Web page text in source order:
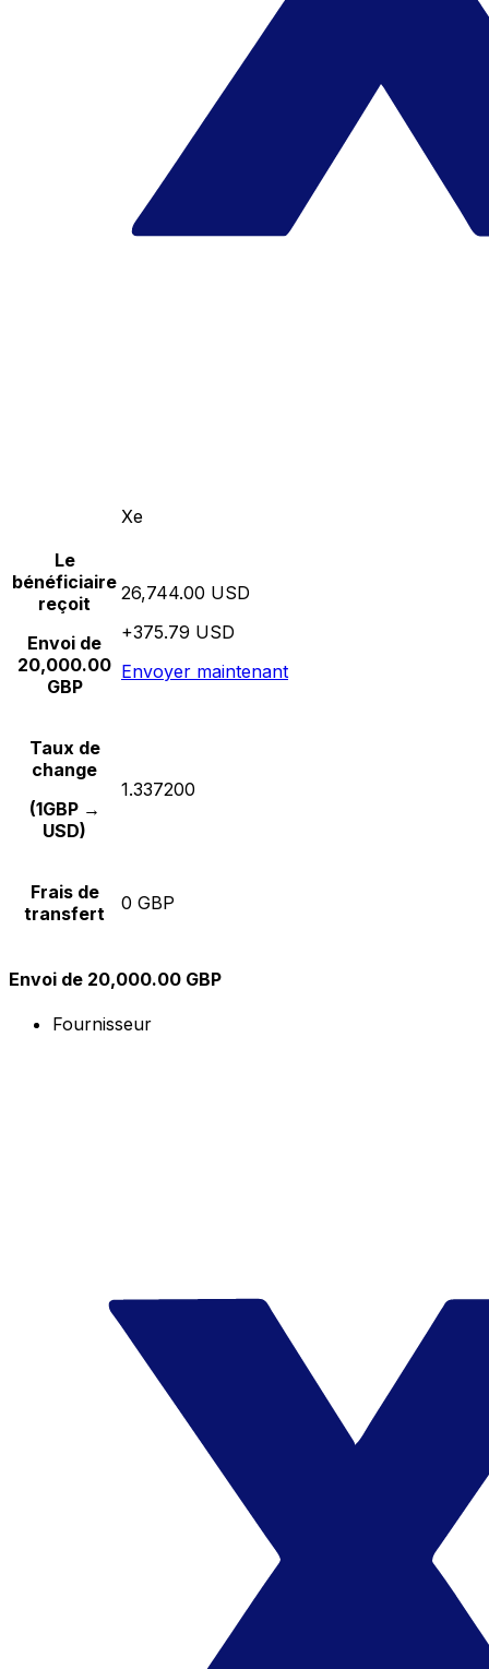
Xe
Le
bénéficiaire
reçoit
Envoi de
20,000.00
GBP
26,744.00 USD
+375.79 USD
Envoyer maintenant
Taux de
change
(1GBP →
USD)
1.337200
Frais de
transfert
0 GBP
Envoi de 20,000.00 GBP
Fournisseur